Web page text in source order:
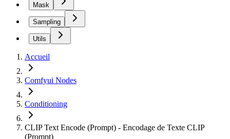
Mask
Sampling
Utils
Accueil
Comfyui Nodes
Conditioning
CLIP Text Encode (Prompt) - Encodage de Texte CLIP
(Prompt)